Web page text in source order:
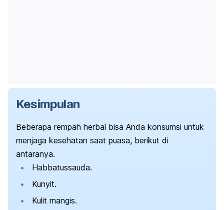
Kesimpulan
Beberapa rempah herbal bisa Anda konsumsi untuk
menjaga kesehatan saat puasa, berikut di
antaranya.
Habbatussauda.
Kunyit.
Kulit mangis.